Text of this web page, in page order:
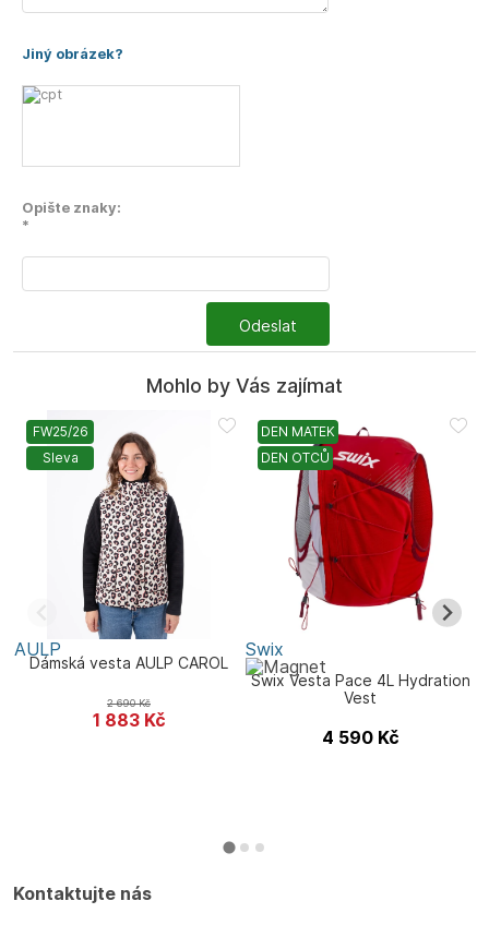
Jiný obrázek?
Opište znaky:
*
Odeslat
Mohlo by Vás zajímat
FW25/26
Sleva
AULP
Dámská vesta AULP CAROL
1 883 Kč
2 690Kč
DEN MATEK
DEN OTCŮ
Swix
Swix Vesta Pace 4L Hydration
Vest
4 590 Kč
Kontaktujte nás